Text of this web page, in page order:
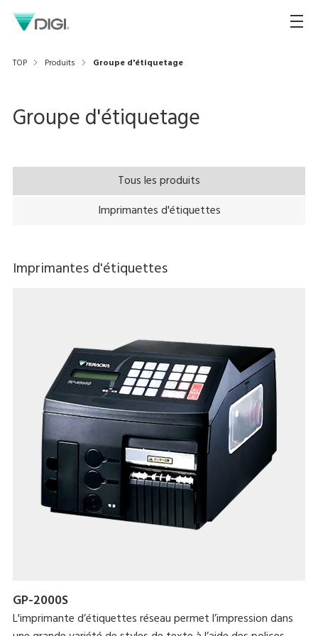
TOP Produits Groupe d'étiquetage
Groupe d'étiquetage
Tous les produits
Imprimantes d'étiquettes
Imprimantes d'étiquettes
GP-2000S
L'imprimante d’étiquettes réseau permet l’impression dans